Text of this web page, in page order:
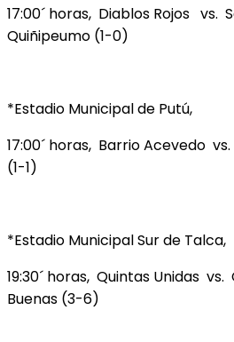
17:00´ horas, Diablos Rojos vs.
Quiñipeumo (1-0)
*Estadio Municipal de Putú,
17:00´ horas, Barrio Acevedo
(1-1)
*Estadio Municipal Sur de Talca,
19:30´ horas, Quintas Unidas vs.
Buenas (3-6)